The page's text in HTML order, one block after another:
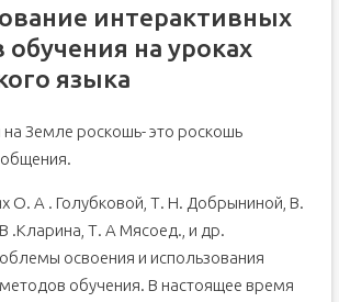
методик и советы по выбору
способы обучения
языка в группе
обучение
английского языка от опытных
Франка
Драгункина
(Дмитрий Петров)
интерактивных
на уроках
языка
Земле роскошь- это роскошь
О. А . Голубковой, Т. Н. Добрыниной, В.
.Кларина, Т. А Мясоед., и др.
освоения и использования
обучения. В настоящее время